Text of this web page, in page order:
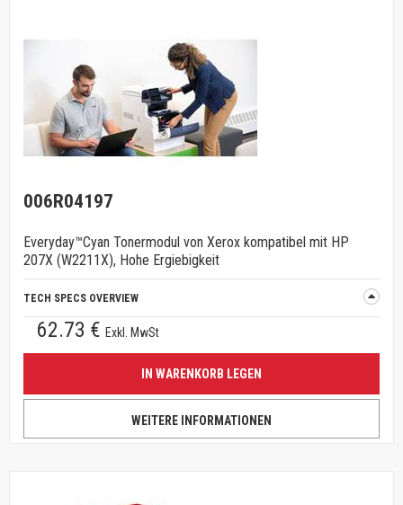
006R04197
Everyday™Cyan Tonermodul von Xerox kompatibel mit HP
207X (W2211X), Hohe Ergiebigkeit
TECH SPECS OVERVIEW
62.73 € Exkl. MwSt
IN WARENKORB LEGEN
WEITERE INFORMATIONEN